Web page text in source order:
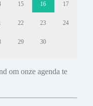
15 16 17
22 23 24
29 30
om onze agenda te